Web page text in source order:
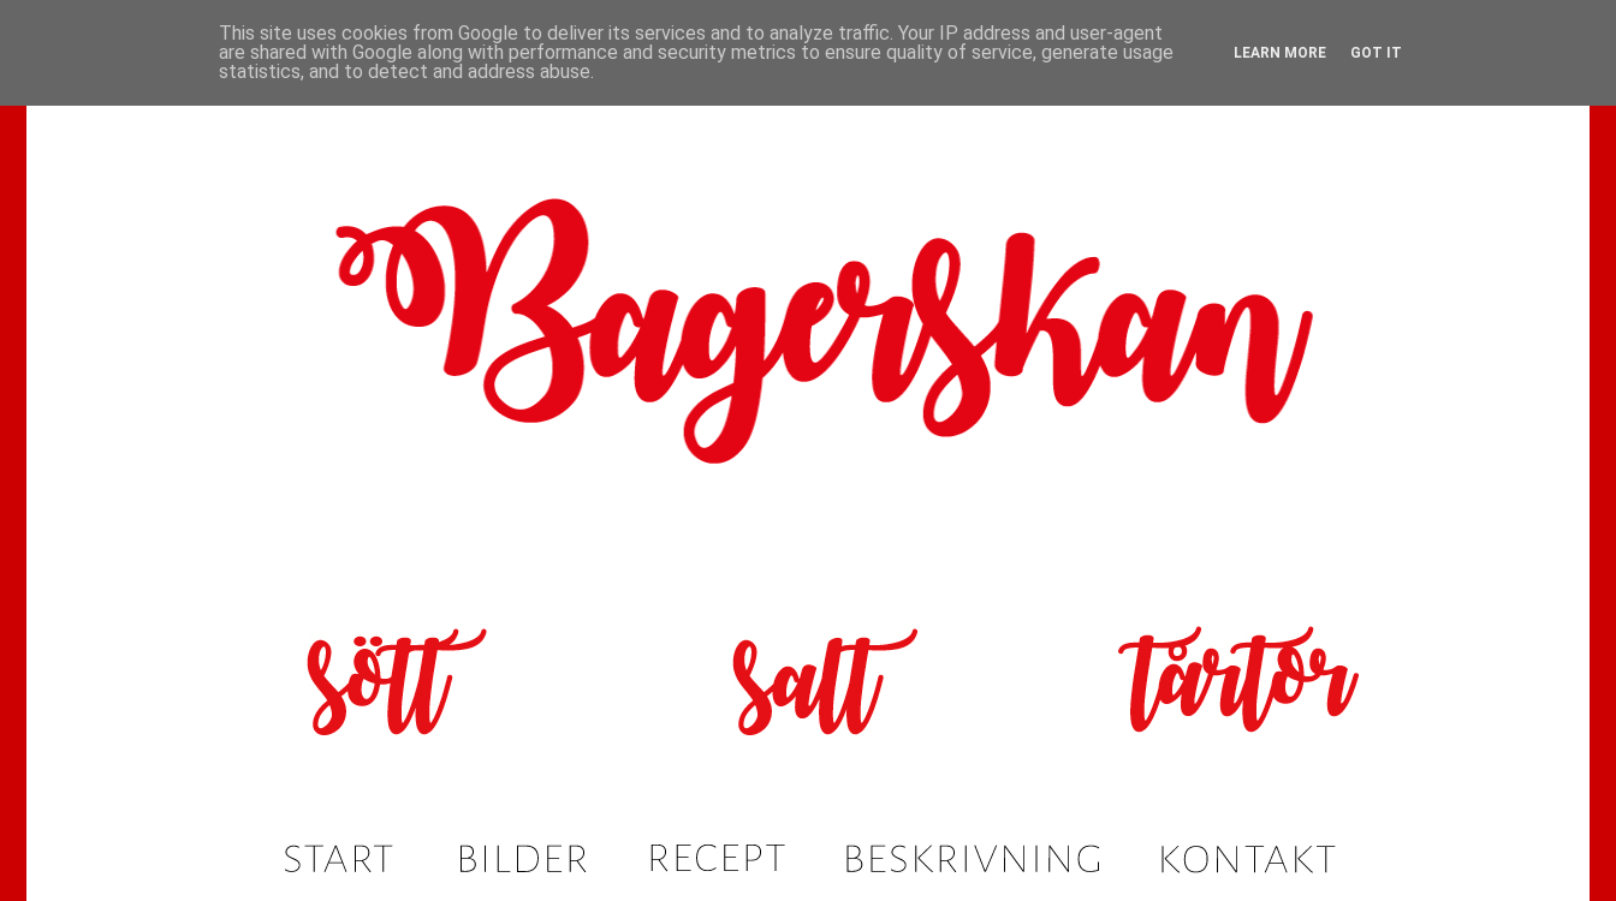
This site uses cookies from Google to deliver its services and to analyze traffic. Your IP address and user-agent
are shared with Google along with performance and security metrics to ensure quality of service, generate usage
statistics, and to detect and address abuse.
LEARN MORE GOT IT